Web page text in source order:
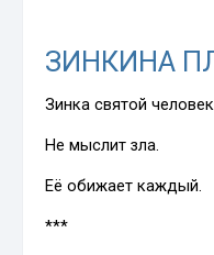
ЗИНКИНА
Зинка святой
Не мыслит зла.
Её обижает каждый.
***